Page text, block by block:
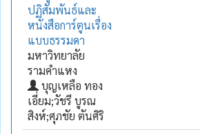
ปฏิสัมพันธ์และ
หนังสือการ์ตูนเรื่อง
แบบธรรมดา
มหาวิทยาลัย
รามคำแหง
บุญเหลือ ทอง
เอี่ยม;วัชรี บูรณ
สิงห์;ศุภชัย ตันศิริ